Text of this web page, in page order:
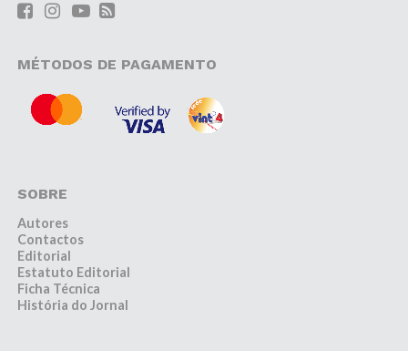
MÉTODOS DE PAGAMENTO
SOBRE
Autores
Contactos
Editorial
Estatuto Editorial
Ficha Técnica
História do Jornal